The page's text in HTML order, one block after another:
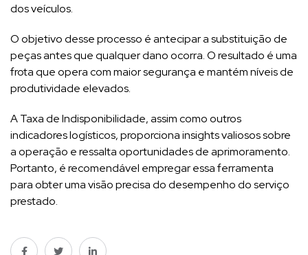
dos veículos.
O objetivo desse processo é antecipar a substituição de
peças antes que qualquer dano ocorra. O resultado é uma
frota que opera com maior segurança e mantém níveis de
produtividade elevados.
A Taxa de Indisponibilidade, assim como outros
indicadores logísticos, proporciona insights valiosos sobre
a operação e ressalta oportunidades de aprimoramento.
Portanto, é recomendável empregar essa ferramenta
para obter uma visão precisa do desempenho do serviço
prestado.